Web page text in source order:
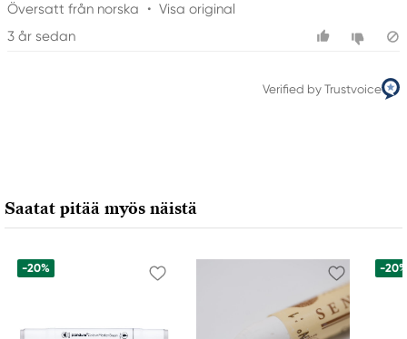
Översatt från norska • Visa original
3 år sedan
Verified by Trustvoice
Saatat pitää myös näistä
-20% -